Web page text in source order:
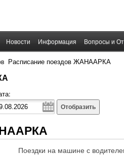
Новости Информация Вопросы и
Расписание поездов ЖАНААРКА
Отобразить
Поездки на машине с